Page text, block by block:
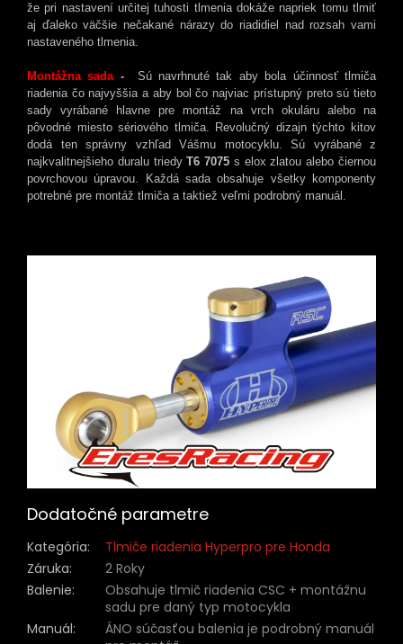
že pri nastavení určitej tuhosti tlmenia dokáže napriek tomu tlmiť
aj ďaleko väčšie nečakané nárazy do riadidiel nad rozsah vami
nastaveného tlmenia.
Montážna sada - Sú navrhnuté tak aby bola účinnosť tlmiča
riadenia čo najvyššia a aby bol čo najviac prístupný preto sú tieto
sady vyrábané hlavne pre montáž na vrch okuláru alebo na
pôvodné miesto sériového tlmiča. Revolučný dizajn týchto kitov
dodá ten správny vzhľad Vášmu motocyklu. Sú vyrábané z
najkvalitnejšieho duralu triedyT6 7075 s elox zlatou alebo čiernou
povrchovou úpravou. Každá sada obsahuje všetky komponenty
potrebné pre montáž tlmiča a taktiež veľmi podrobný manuál.
Dodatočné parametre
Kategória:
Tlmiče riadenia Hyperpro pre Honda
Záruka:
2 Roky
Balenie:
Obsahuje tlmič riadenia CSC + montážnu
sadu pre daný typ motocykla
Manuál:
ÁNO súčasťou balenia je podrobný manuál